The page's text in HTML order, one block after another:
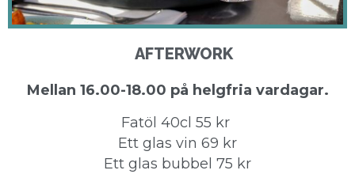
AFTERWORK
Mellan 16.00-18.00 på helgfria vardagar.
Fatöl 40cl 55 kr
Ett glas vin 69 kr
Ett glas bubbel 75 kr